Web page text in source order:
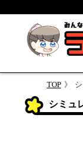
TOP
シミュ